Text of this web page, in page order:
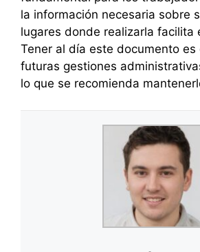
la información necesaria sobre
lugares donde realizarla facilita
Tener al día este documento es
futuras gestiones
lo que se recomienda